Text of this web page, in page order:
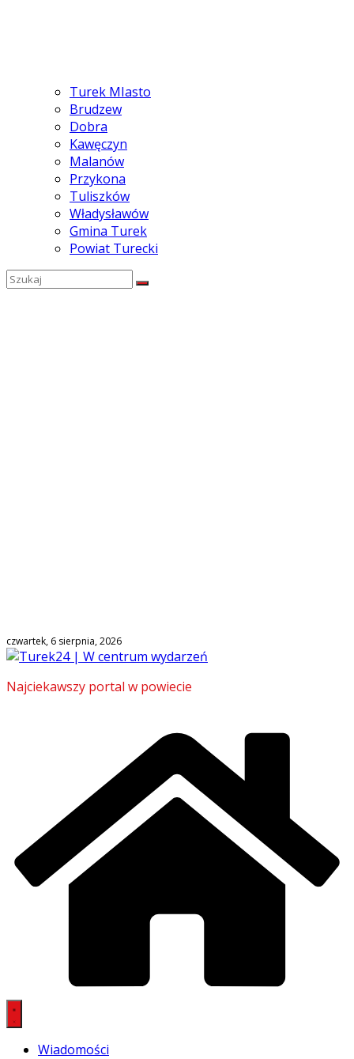
Turek MIasto
Brudzew
Dobra
Kawęczyn
Malanów
Przykona
Tuliszków
Władysławów
Gmina Turek
Powiat Turecki
czwartek, 6 sierpnia, 2026
Najciekawszy portal w powiecie
Wiadomości